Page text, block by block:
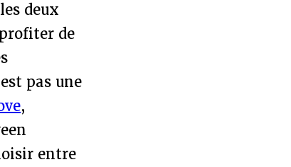
deux
de
pas une
,
entre